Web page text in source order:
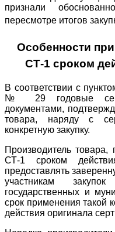
признали
пересмотре итогов
Особенности
СТ-1 сроком
В соответствии с
№ 29 годовые
документами,
товара, наряду с
конкретную закупку.
Производитель
СТ-1 сроком
предоставлять
участникам
государственных и
срок применения такой
действия оригинала